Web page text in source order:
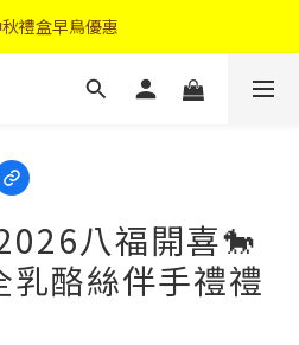
入"N50"現折50元
禮盒早鳥優惠
入"N50"現折50元
八福開喜🐎
酪絲伴手禮禮